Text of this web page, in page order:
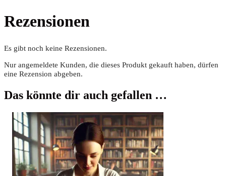
Rezensionen
Es gibt noch keine Rezensionen.
Nur angemeldete Kunden, die dieses Produkt gekauft haben, dürfen
eine Rezension abgeben.
Das könnte dir auch gefallen …